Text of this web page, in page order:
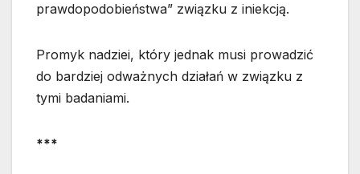
prawdopodobieństwa” związku z iniekcją.
Promyk nadziei, który jednak musi prowadzić
do bardziej odważnych działań w związku z
tymi badaniami.
***